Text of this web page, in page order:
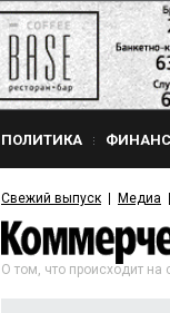
ПОЛИТИКА
Свежий выпуск Медиа
О том, что происходит